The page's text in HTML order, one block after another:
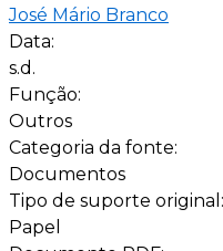
José Mário Branco
Data:
s.d.
Função:
Outros
Categoria da fonte:
Documentos
Tipo de suporte original:
Papel